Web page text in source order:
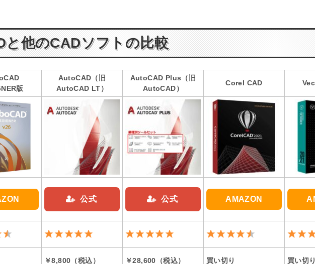
と他のCADソフトの比較
版
AutoCAD（旧
AutoCAD LT）
AutoCAD Plus（旧
AutoCAD）
Corel CAD
公式 公式 AMAZON
￥8,800（税込） ￥28,600（税込） 買い切り 買い切